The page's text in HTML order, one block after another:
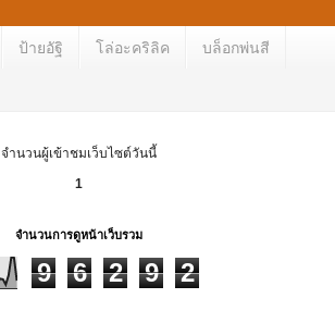
ป้ายอัฐิ โล่อะคริลิค บล็อกพ่นสี
จำนวนผู้เข้าชมเว็บไซต์วันนี้
1
จำนวนการดูหน้าเว็บรวม
9 6 2 9 2